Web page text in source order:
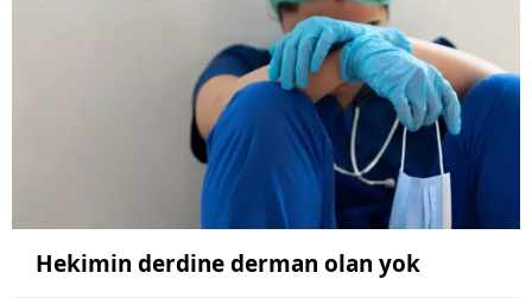
Hekimin derdine derman olan yok